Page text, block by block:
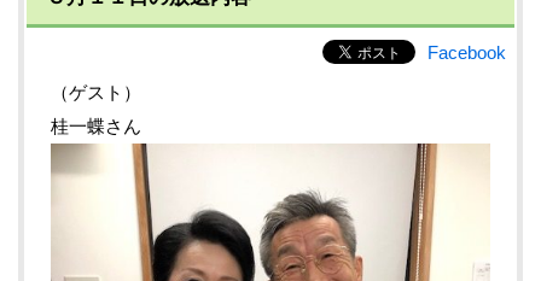
Facebook
（ゲスト）
桂一蝶さん